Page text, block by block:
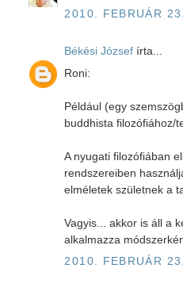
2010. FEBRUÁR
Békési József írta...
Roni:
Például (egy
buddhista filozófiához/
A nyugati filozófiában
rendszereiben
elméletek születnek a
Vagyis... akkor is áll a
alkalmazza
2010. FEBRUÁR